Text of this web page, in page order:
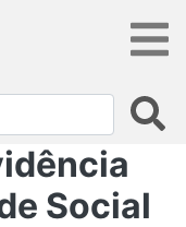
Social